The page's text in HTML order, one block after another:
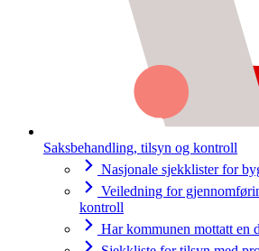
Saksbehandling, tilsyn og kontroll
Nasjonale sjekklister for
Veiledning for
kontroll
Har kommunen mottatt en